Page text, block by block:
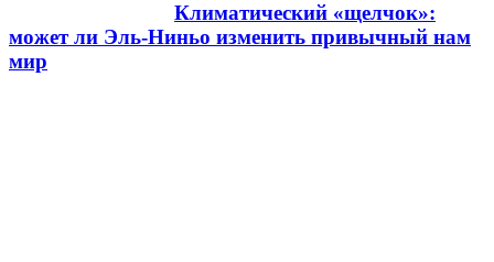
Климатический «щелчок»:
может ли Эль-Ниньо изменить привычный нам
мир